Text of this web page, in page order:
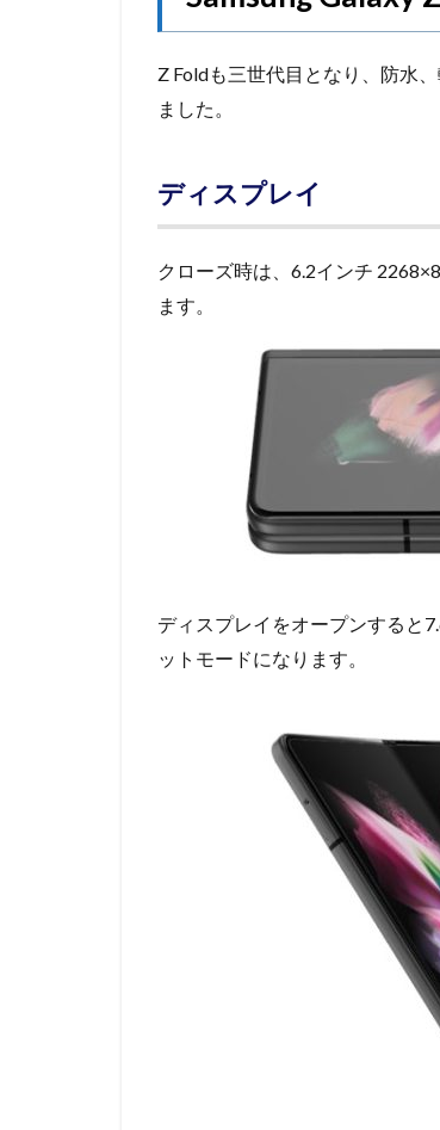
Z Foldも三世代目となり、防水
ました。
ディスプレイ
クローズ時は、6.2インチ
ます。
ディスプレイをオープンすると
ットモードになります。